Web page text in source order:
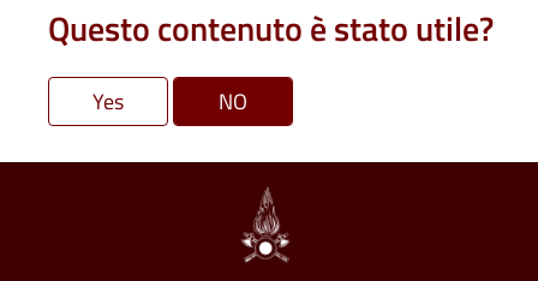
Questo contenuto è stato utile?